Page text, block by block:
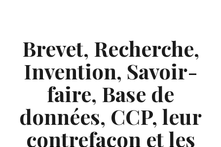
Brevet, Recherche,
Invention, Savoir-
faire, Base de
données, CCP, leur
contrefaçon et les